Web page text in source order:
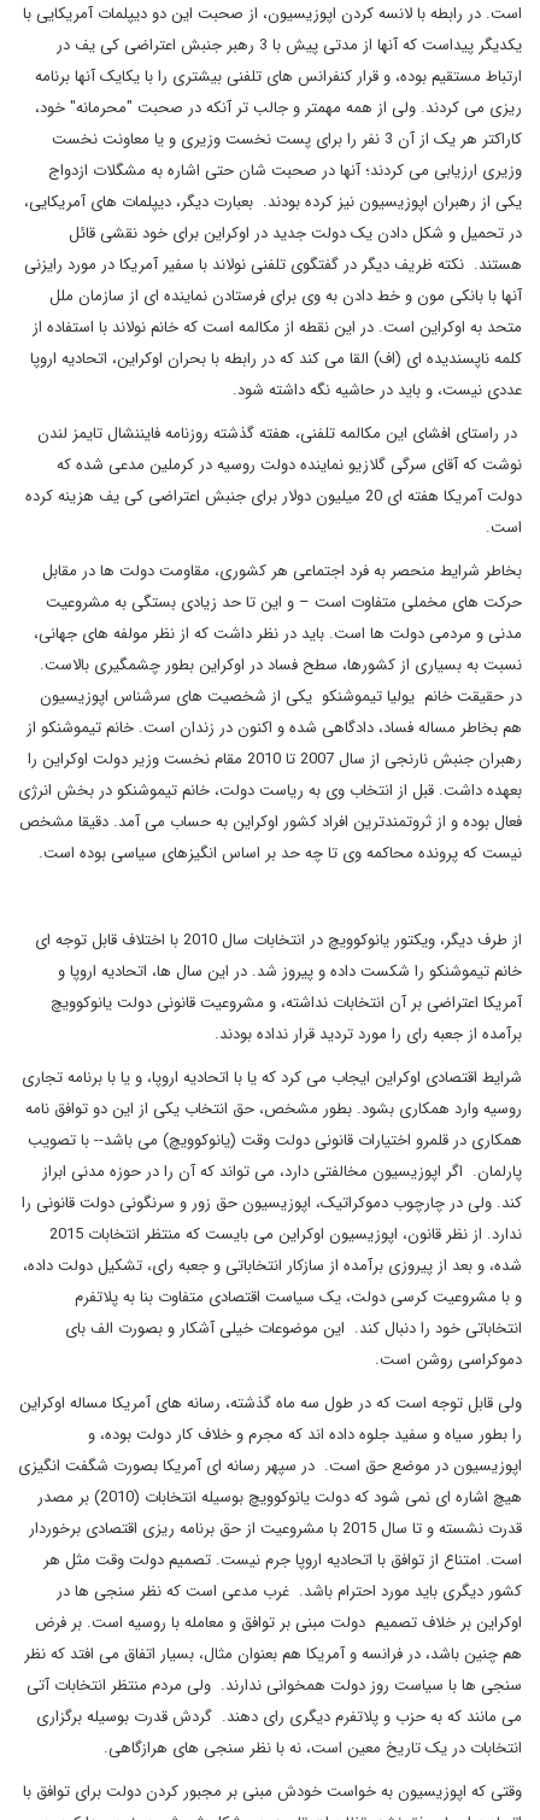
است. در رابطه با لانسه کردن اپوزیسیون، از صحبت این دو دیپلمات آمریکایی با
یکدیگر پیداست که آنها از مدتی پیش با 3 رهبر جنبش اعتراضی کی یف در
ارتباط مستقیم بوده، و قرار کنفرانس های تلفنی بیشتری را با یکایک آنها برنامه
ریزی می کردند. ولی از همه مهمتر و جالب تر آنکه در صحبت "محرمانه" خود،
کاراکتر هر یک از آن 3 نفر را برای پست نخست وزیری و یا معاونت نخست
وزیری ارزیابی می کردند؛ آنها در صحبت شان حتی اشاره به مشگلات ازدواج
یکی از رهبران اپوزیسیون نیز کرده بودند. بعبارت دیگر، دیپلمات های آمریکایی،
در تحمیل و شکل دادن یک دولت جدید در اوکراین برای خود نقشی قائل
هستند. نکته ظریف دیگر در گفتگوی تلفنی نولاند با سفیر آمریکا در مورد رایزنی
آنها با بانکی مون و خط دادن به وی برای فرستادن نماینده ای از سازمان ملل
متحد به اوکراین است. در این نقطه از مکالمه است که خانم نولاند با استفاده از
کلمه ناپسندیده ای (اف) القا می کند که در رابطه با بحران اوکراین، اتحادیه اروپا
عددی نیست، و باید در حاشیه نگه داشته شود.
در راستای افشای این مکالمه تلفنی، هفته گذشته روزنامه فایننشال تایمز لندن
نوشت که آقای سرگی گلازیو نماینده دولت روسیه در کرملین مدعی شده که
دولت آمریکا هفته ای 20 میلیون دولار برای جنبش اعتراضی کی یف هزینه کرده
است.
بخاطر شرایط منحصر به فرد اجتماعی هر کشوری، مقاومت دولت ها در مقابل
حرکت های مخملی متفاوت است – و این تا حد زیادی بستگی به مشروعیت
مدنی و مردمی دولت ها است. باید در نظر داشت که از نظر مولفه های جهانی،
نسبت به بسیاری از کشورها، سطح فساد در اوکراین بطور چشمگیری بالاست.
در حقیقت خانم یولیا تیموشنکو یکی از شخصیت های سرشناس اپوزیسیون
هم بخاطر مساله فساد، دادگاهی شده و اکنون در زندان است. خانم تیموشنکو از
رهبران جنبش نارنجی از سال 2007 تا 2010 مقام نخست وزیر دولت اوکراین را
بعهده داشت. قبل از انتخاب وی به ریاست دولت، خانم تیموشنکو در بخش انرژی
فعال بوده و از ثروتمندترین افراد کشور اوکراین به حساب می آمد. دقیقا مشخص
نیست که پرونده محاکمه وی تا چه حد بر اساس انگیزهای سیاسی بوده است.
از طرف دیگر، ویکتور یانوکوویچ در انتخابات سال 2010 با اختلاف قابل توجه ای
خانم تیموشنکو را شکست داده و پیروز شد. در این سال ها، اتحادیه اروپا و
آمریکا اعتراضی بر آن انتخابات نداشته، و مشروعیت قانونی دولت یانوکوویچ
برآمده از جعبه رای را مورد تردید قرار نداده بودند.
شرایط اقتصادی اوکراین ایجاب می کرد که یا با اتحادیه اروپا، و یا با برنامه تجاری
روسیه وارد همکاری بشود. بطور مشخص، حق انتخاب یکی از این دو توافق نامه
همکاری در قلمرو اختیارات قانونی دولت وقت (یانوکوویچ) می باشد-- با تصویب
پارلمان. اگر اپوزیسیون مخالفتی دارد، می تواند که آن را در حوزه مدنی ابراز
کند. ولی در چارچوب دموکراتیک، اپوزیسیون حق زور و سرنگونی دولت قانونی را
ندارد. از نظر قانون، اپوزیسیون اوکراین می بایست که منتظر انتخابات 2015
شده، و بعد از پیروزی برآمده از سازکار انتخاباتی و جعبه رای، تشکیل دولت داده،
و با مشروعیت کرسی دولت، یک سیاست اقتصادی متفاوت بنا به پلاتفرم
انتخاباتی خود را دنبال کند. این موضوعات خیلی آشکار و بصورت الف بای
دموکراسی روشن است.
ولی قابل توجه است که در طول سه ماه گذشته، رسانه های آمریکا مساله اوکراین
را بطور سیاه و سفید جلوه داده اند که مجرم و خلاف کار دولت بوده، و
اپوزیسیون در موضع حق است. در سپهر رسانه ای آمریکا بصورت شگفت انگیزی
هیچ اشاره ای نمی شود که دولت یانوکوویچ بوسیله انتخابات (2010) بر مصدر
قدرت نشسته و تا سال 2015 با مشروعیت از حق برنامه ریزی اقتصادی برخوردار
است. امتناع از توافق با اتحادیه اروپا جرم نیست. تصمیم دولت وقت مثل هر
کشور دیگری باید مورد احترام باشد. غرب مدعی است که نظر سنجی ها در
اوکراین بر خلاف تصمیم دولت مبنی بر توافق و معامله با روسیه است. بر فرض
هم چنین باشد، در فرانسه و آمریکا هم بعنوان مثال، بسیار اتفاق می افتد که نظر
سنجی ها با سیاست روز دولت همخوانی ندارند. ولی مردم منتظر انتخابات آتی
می مانند که به حزب و پلاتفرم دیگری رای دهند. گردش قدرت بوسیله برگزاری
انتخابات در یک تاریخ معین است، نه با نظر سنجی های هرازگاهی.
وقتی که اپوزیسیون به خواست خودش مبنی بر مجبور کردن دولت برای توافق با